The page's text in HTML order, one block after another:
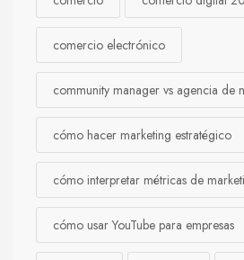
comercio electrónico
community manager vs agencia de
cómo hacer marketing estratégico
cómo interpretar métricas de
cómo usar YouTube para empresas